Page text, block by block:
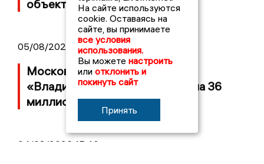
объект
05/08/2026 08:30
Московский ЧОП подал иск к
«Владимирскому стандарту» на 36
миллионов рублей
04/08/2026 15:40
На сайте используются
cookie. Оставаясь на
сайте, вы принимаете
все условия
использования.
Вы можете настроить
или отклонить и
покинуть сайт
Принять